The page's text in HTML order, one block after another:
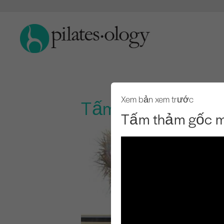
Tấm thảm gốc
Xem bản xem trước
Tấm thảm gốc